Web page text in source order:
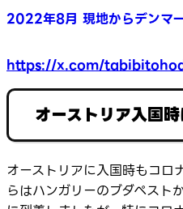
2022年8月 現地からデンマ
https://x.com/
オーストリア入国時
オーストリアに入国時もコロ
らはハンガリーのブダペスト